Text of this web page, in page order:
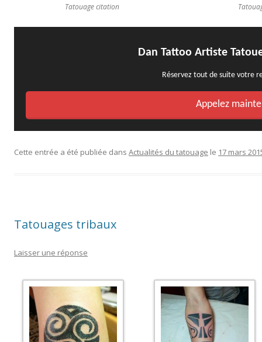
Tatouage citation
Dan Tattoo Artiste
Réservez tout de suite votre
Appelez
Cette entrée a été publiée dans Actualités du tatouage le 17 mars
Tatouages tribaux
Laisser une réponse